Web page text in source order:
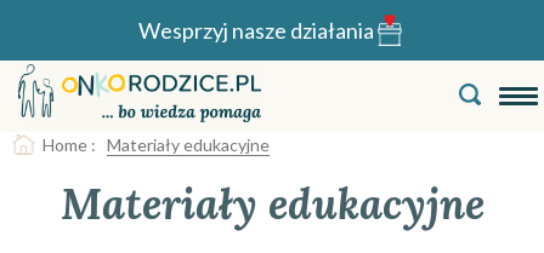
Wesprzyj nasze działania
Home : Materiały edukacyjne
Materiały edukacyjne